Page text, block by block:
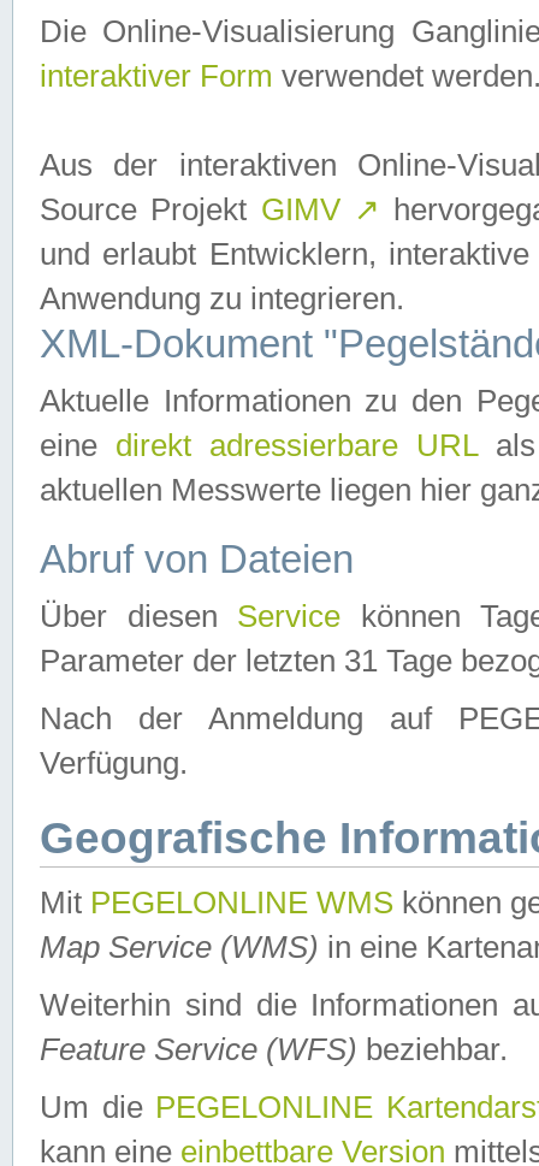
Die Online-Visualisierung
interaktiver Form verwendet
Aus der interaktiven Online-
Source Projekt GIMV ↗
und erlaubt Entwicklern,
Anwendung zu integrieren.
XML-Dokument
Aktuelle Informationen zu den
eine direkt adressierbare URLals
aktuellen Messwerte liegen hier
Abruf von Dateien
Über diesen Service können
Parameter der letzten 31 Tage
Nach der Anmeldung auf
Verfügung.
Geografische
Mit PEGELONLINE WMS können
Map Service (WMS) in eine
Weiterhin sind die Informationen
Feature Service (WFS) beziehbar.
Um die PEGELONLINE
kann eine einbettbare Version